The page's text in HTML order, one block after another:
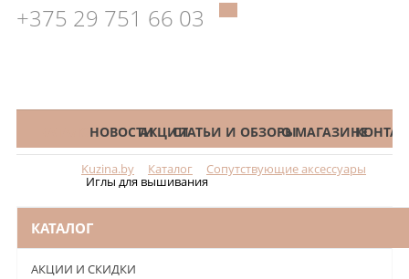
+375 29 751 66 03
КАТАЛОГНОВОСТИАКЦИИСТАТЬИ И ОБЗОРЫО МАГАЗИНЕ
Kuzina.by Каталог Сопутствующие аксессуары
Иглы для вышивания
КАТАЛОГ
АКЦИИ И СКИДКИ